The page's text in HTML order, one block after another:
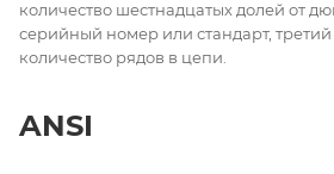
количество шестнадцатых долей от
серийный номер или стандарт, третий
количество рядов в цепи.
ANSI